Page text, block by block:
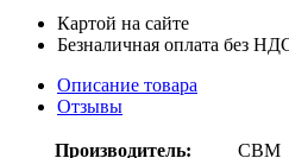
Картой на сайте
Безналичная оплата без
Описание товара
Отзывы
Производитель: CBM